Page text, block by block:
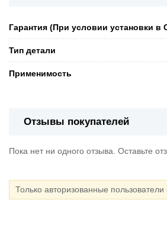
Гарантия (При условии установки в
Тип детали
Применимость
Отзывы покупателей
Пока нет ни одного отзыва. Оставьте
Только авторизованные